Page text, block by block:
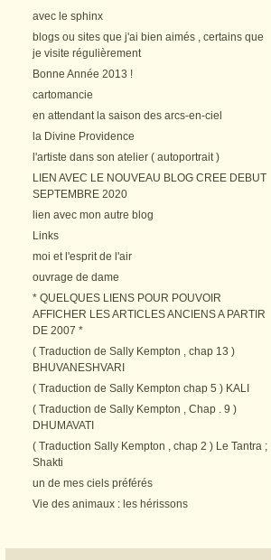
avec le sphinx
blogs ou sites que j'ai bien aimés , certains que
je visite régulièrement
Bonne Année 2013 !
cartomancie
en attendant la saison des arcs-en-ciel
la Divine Providence
l'artiste dans son atelier ( autoportrait )
LIEN AVEC LE NOUVEAU BLOG CREE DEBUT
SEPTEMBRE 2020
lien avec mon autre blog
Links
moi et l'esprit de l'air
ouvrage de dame
* QUELQUES LIENS POUR POUVOIR
AFFICHER LES ARTICLES ANCIENS A PARTIR
DE 2007 *
( Traduction de Sally Kempton , chap 13 )
BHUVANESHVARI
( Traduction de Sally Kempton chap 5 ) KALI
( Traduction de Sally Kempton , Chap . 9 )
DHUMAVATI
( Traduction Sally Kempton , chap 2 ) Le Tantra ;
Shakti
un de mes ciels préférés
Vie des animaux : les hérissons